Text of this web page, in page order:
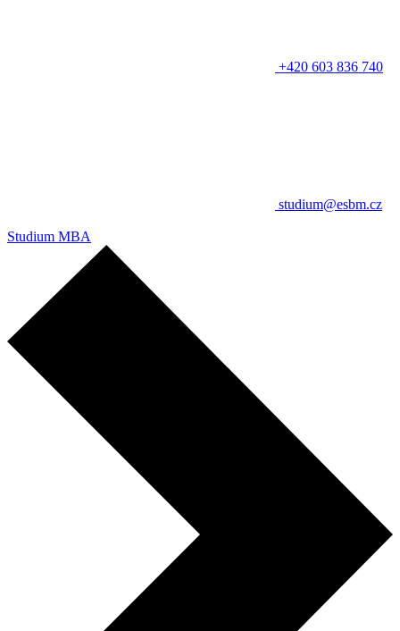
+420 603 836 740
studium@esbm.cz
Studium MBA